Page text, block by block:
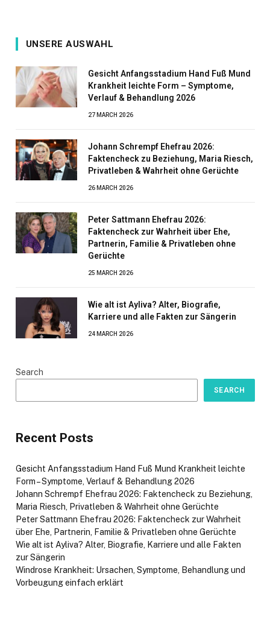
UNSERE AUSWAHL
Gesicht Anfangsstadium Hand Fuß Mund
Krankheit leichte Form – Symptome,
Verlauf & Behandlung 2026
27 MARCH 2026
Johann Schrempf Ehefrau 2026:
Faktencheck zu Beziehung, Maria Riesch,
Privatleben & Wahrheit ohne Gerüchte
26 MARCH 2026
Peter Sattmann Ehefrau 2026:
Faktencheck zur Wahrheit über Ehe,
Partnerin, Familie & Privatleben ohne
Gerüchte
25 MARCH 2026
Wie alt ist Ayliva? Alter, Biografie,
Karriere und alle Fakten zur Sängerin
24 MARCH 2026
Search
SEARCH
Recent Posts
Gesicht Anfangsstadium Hand Fuß Mund Krankheit leichte
Form – Symptome, Verlauf & Behandlung 2026
Johann Schrempf Ehefrau 2026: Faktencheck zu Beziehung,
Maria Riesch, Privatleben & Wahrheit ohne Gerüchte
Peter Sattmann Ehefrau 2026: Faktencheck zur Wahrheit
über Ehe, Partnerin, Familie & Privatleben ohne Gerüchte
Wie alt ist Ayliva? Alter, Biografie, Karriere und alle Fakten
zur Sängerin
Windrose Krankheit: Ursachen, Symptome, Behandlung und
Vorbeugung einfach erklärt